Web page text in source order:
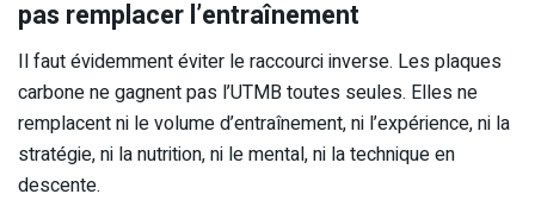
pas remplacer l’entraînement
Il faut évidemment éviter le raccourci inverse. Les plaques
carbone ne gagnent pas l’UTMB toutes seules. Elles ne
remplacent ni le volume d’entraînement, ni l’expérience, ni la
stratégie, ni la nutrition, ni le mental, ni la technique en
descente.